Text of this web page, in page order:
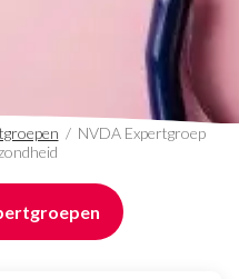
/ NVDA Expertgroep